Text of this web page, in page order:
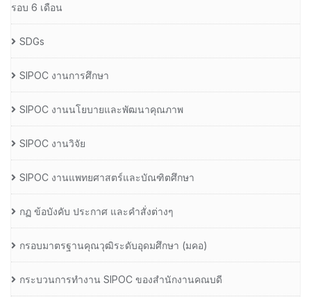
รอบ 6 เดือน
SDGs
SIPOC งานการศึกษา
SIPOC งานนโยบายและพัฒนาคุณภาพ
SIPOC งานวิจัย
SIPOC งานแพทยศาสตร์และบัณฑิตศึกษา
กฏ ข้อบังคับ ประกาศ และคำสั่งต่างๆ
กรอบมาตรฐานคุณวุฒิระดับอุดมศึกษา (มคอ)
กระบวนการทำงาน SIPOC ของสำนักงานคณบดี